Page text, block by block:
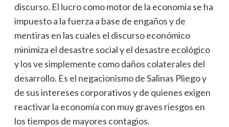
discurso. El lucro como motor de la economía se ha
impuesto a la fuerza a base de engaños y de
mentiras en las cuales el discurso económico
minimiza el desastre social y el desastre ecológico
y los ve simplemente como daños colaterales del
desarrollo. Es el negacionismo de Salinas Pliego y
de sus intereses corporativos y de quienes exigen
reactivar la economía con muy graves riesgos en
los tiempos de mayores contagios.